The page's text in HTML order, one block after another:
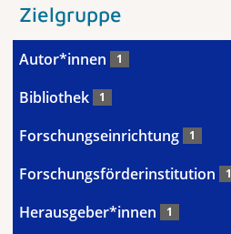
Zielgruppe
Autor*innen 1
Bibliothek 1
Forschungseinrichtung 1
Forschungsförderinstitution 1
Herausgeber*innen 1